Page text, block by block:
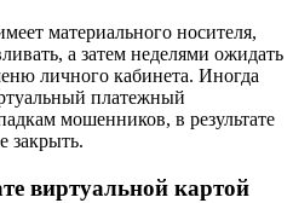
материального носителя,
а затем неделями ожидать
личного кабинета. Иногда
платежный
мошенников, в результате
закрыть.
виртуальной картой